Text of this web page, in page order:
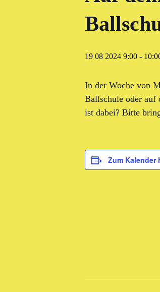
19 08 2024 9:00 -
In der Woche von
Ballschule oder auf
ist dabei? Bitte
Zum Kalender